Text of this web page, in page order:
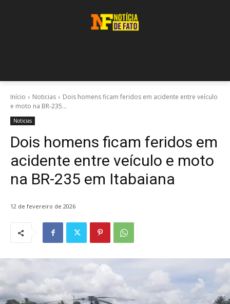
Início Noticias
Dois homens ficam feridos em acidente entre veículo
e moto na BR-235...
Noticias
Dois homens ficam feridos em
acidente entre veículo e moto
na BR-235 em Itabaiana
12 de fevereiro de 2026